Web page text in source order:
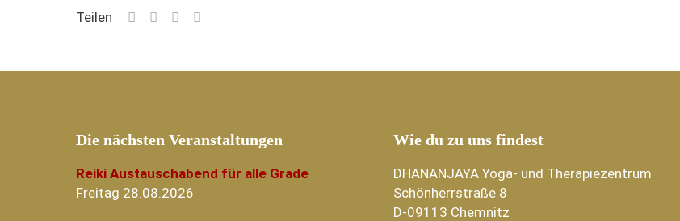
Teilen
Die nächsten Veranstaltungen
Reiki Austauschabend für alle Grade
Freitag 28.08.2026
Wie du zu uns findest
DHANANJAYA Yoga- und Therapiezentrum
Schönherrstraße 8
D-09113 Chemnitz